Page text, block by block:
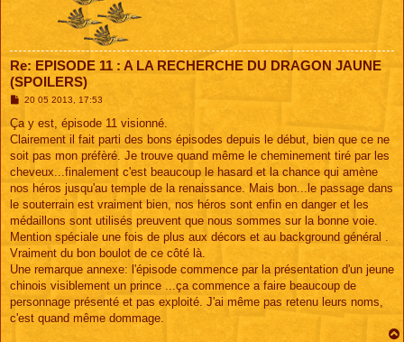
Re: EPISODE 11 : A LA RECHERCHE DU DRAGON JAUNE
(SPOILERS)
M
s
a
g
20 05 2013, 17:53
Ça y est, épisode 11 visionné.
Clairement il fait parti des bons épisodes depuis le début, bien que ce ne
soit pas mon préfèré. Je trouve quand même le cheminement tiré par les
cheveux...finalement c'est beaucoup le hasard et la chance qui amène
nos héros jusqu'au temple de la renaissance. Mais bon...le passage dans
le souterrain est vraiment bien, nos héros sont enfin en danger et les
médaillons sont utilisés preuvent que nous sommes sur la bonne voie.
Mention spéciale une fois de plus aux décors et au background général .
Vraiment du bon boulot de ce côté là.
Une remarque annexe: l'épisode commence par la présentation d'un jeune
chinois visiblement un prince ...ça commence a faire beaucoup de
personnage présenté et pas exploité. J'ai même pas retenu leurs noms,
c'est quand même dommage.